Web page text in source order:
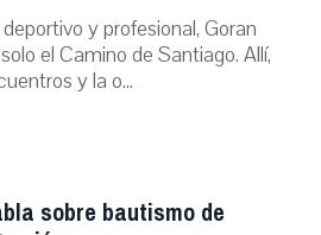
y profesional, Goran
el Camino de Santiago. Allí,
y la o...
sobre bautismo de